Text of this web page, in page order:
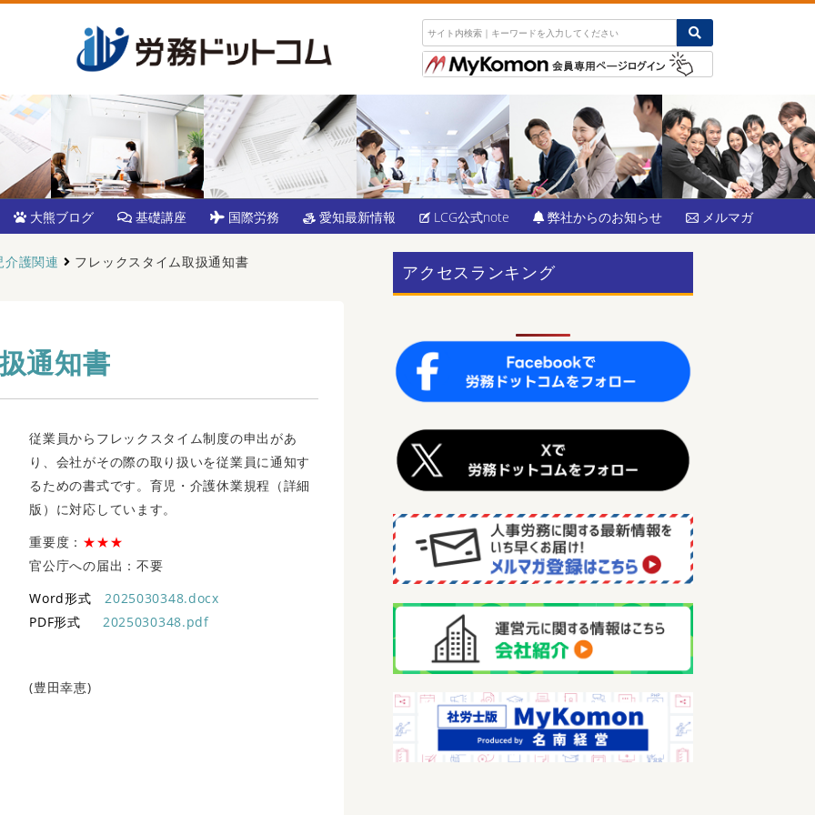
大熊ブログ 基礎講座 国際労務 愛知最新情報 LCG公式note 弊社からのお知らせ メルマガ
介護関連 フレックスタイム取扱通知書
通知書
従業員からフレックスタイム制度の申出があ
り、会社がその際の取り扱いを従業員に通知す
るための書式です。育児・介護休業規程（詳細
版）に対応しています。
重要度： ★★★
官公庁への届出：不要
Word形式 2025030348.docx
PDF形式 2025030348.pdf
(豊田幸恵)
アクセスランキング